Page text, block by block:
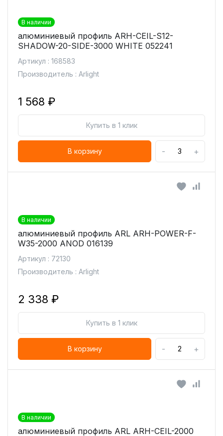
В наличии
алюминиевый профиль ARH-СEIL-S12-
SHADOW-20-SIDE-3000 WHITE 052241
Артикул : 168583
Производитель : Arlight
1 568 ₽
Купить в 1 клик
В корзину - +
В наличии
алюминиевый профиль ARL ARH-POWER-F-
W35-2000 ANOD 016139
Артикул : 72130
Производитель : Arlight
2 338 ₽
Купить в 1 клик
В корзину - +
В наличии
алюминиевый профиль ARL ARH-CEIL-2000